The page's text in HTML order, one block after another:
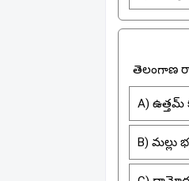
తెలంగాణ
A) ఉత్తమ్
B) మల్లు